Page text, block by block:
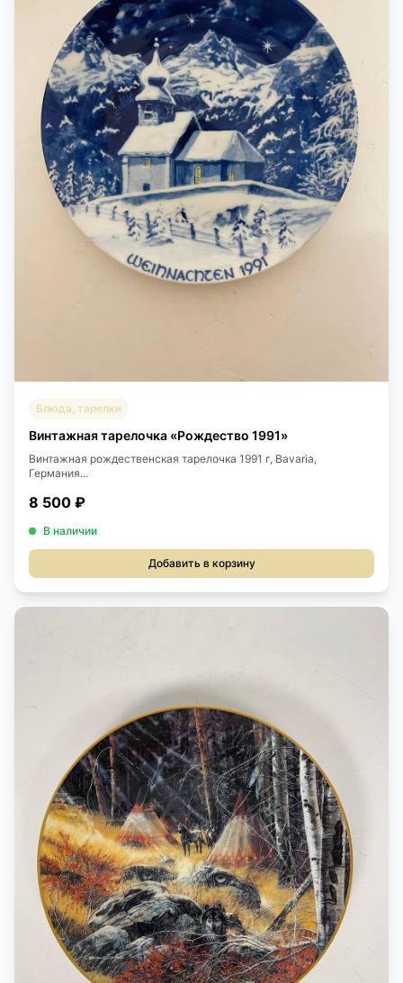
Блюда, тарелки
Винтажная тарелочка «Рождество 1991»
Винтажная рождественская тарелочка 1991 г, Bavaria,
Германия...
8 500 ₽
В наличии
Добавить в корзину